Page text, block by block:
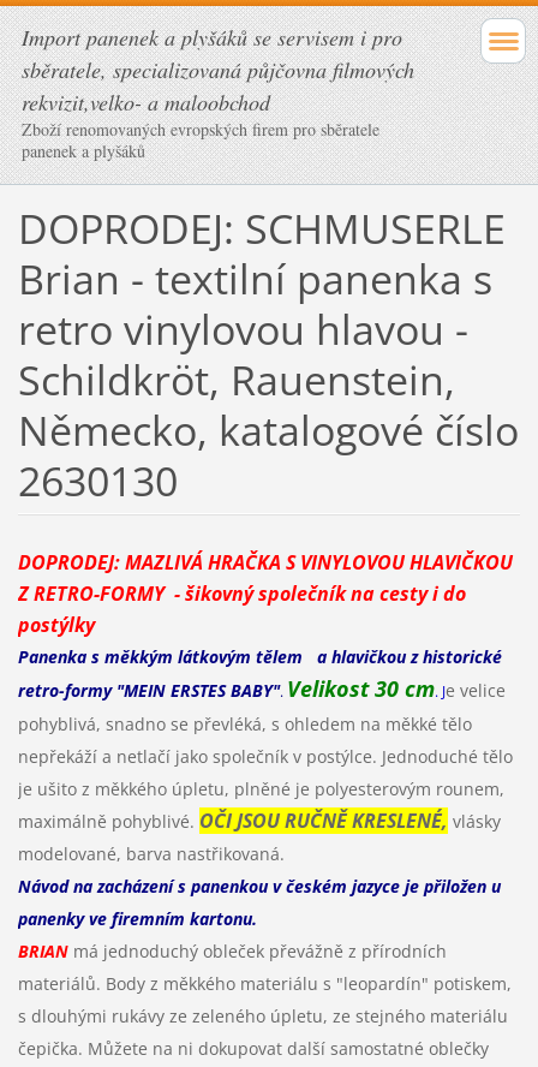
Import panenek a plyšáků se servisem i pro
sběratele, specializovaná půjčovna filmových
rekvizit,velko- a maloobchod
Zboží renomovaných evropských firem pro sběratele
panenek a plyšáků
DOPRODEJ: SCHMUSERLE
Brian - textilní panenka s
retro vinylovou hlavou -
Schildkröt, Rauenstein,
Německo, katalogové číslo
2630130
DOPRODEJ: MAZLIVÁ HRAČKA S VINYLOVOU HLAVIČKOU
Z RETRO-FORMY - šikovný společník na cesty i do
postýlky
Panenka s měkkým látkovým tělem a hlavičkou z historické
retro-formy "MEIN ERSTES BABY". Velikost 30 cm. Je velice
pohyblivá, snadno se převléká, s ohledem na měkké tělo
nepřekáží a netlačí jako společník v postýlce. Jednoduché tělo
je ušito z měkkého úpletu, plněné je polyesterovým rounem,
maximálně pohyblivé. OČI JSOU RUČNĚ KRESLENÉ, vlásky
modelované, barva nastřikovaná.
Návod na zacházení s panenkou v českém jazyce je přiložen u
panenky ve firemním kartonu.
BRIANmá jednoduchý obleček převážně z přírodních
materiálů. Body z měkkého materiálu s "leopardín" potiskem,
s dlouhými rukávy ze zeleného úpletu, ze stejného materiálu
čepička. Můžete na ni dokupovat další samostatné oblečky